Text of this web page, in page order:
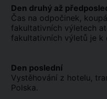
Den druhý až
Čas na odpočinek,
fakultativních výletech
fakultativních výletů je k
Den poslední
Vystěhování z hotelu,
Polska.